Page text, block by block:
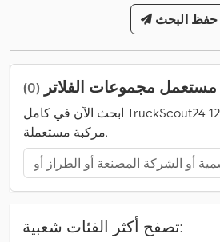
حفظ البحث
مستعمل مجموعات الفلاتر (0)
ابحث الآن في كامل TruckScout24 مع أكثر من 120.000
مركبة مستعملة.
تصفح أكثر الفئات شعبية: